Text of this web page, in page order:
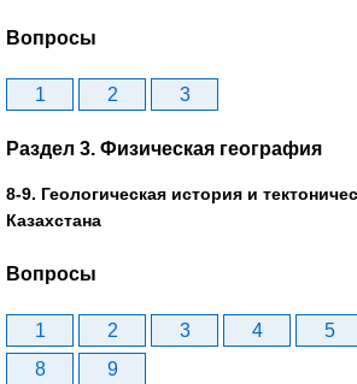
Вопросы
1 2 3
Раздел 3. Физическая география
8-9. Геологическая история и
Казахстана
Вопросы
1 2 3 4 5
8
9